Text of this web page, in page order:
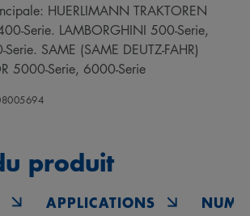
HUERLIMANN TRAKTOREN
Serie. LAMBORGHINI 500-Serie,
SAME (SAME DEUTZ-FAHR)
5000-Serie, 6000-Serie
produit
APPLICATIONS